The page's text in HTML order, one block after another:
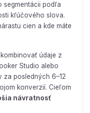
segmentácii podľa
kľúčového slova.
cien a kde máte
údaje z
Studio alebo
za posledných 6–12
konverzií. Cieľom
návratnosť